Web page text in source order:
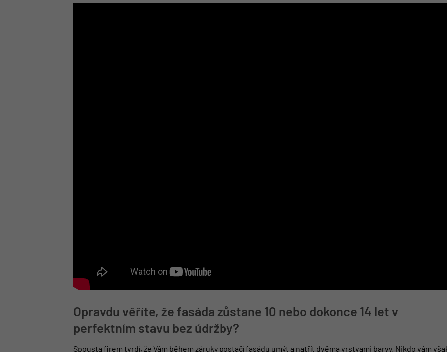
Opravdu věříte, že fasáda zůstane 10 nebo dokonce 14 let v
perfektním stavu bez údržby?
Spousta firem tvrdí, že Vám během záruky postačí fasádu umýt a natřít dvěma vrstvami barvy. Nikdo vám